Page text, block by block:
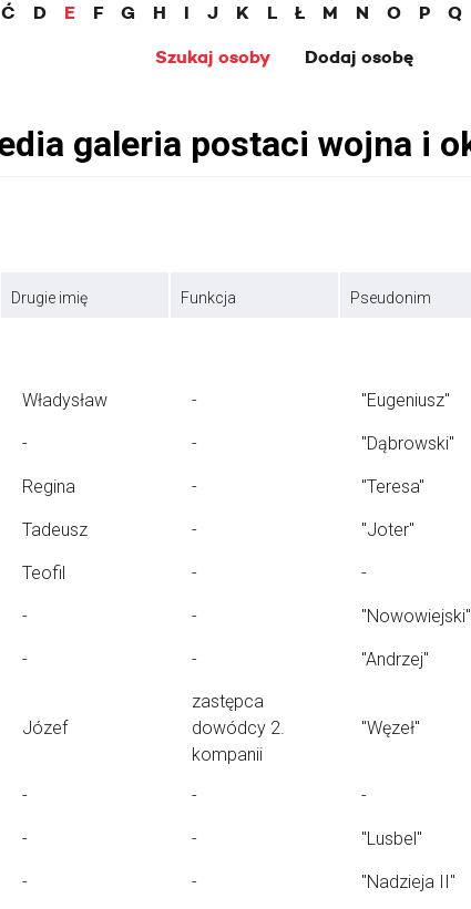
Ć D E F G H I J K L Ł M N O P Q
Szukaj osoby
Dodaj osobę
Drugie imię Funkcja Pseudonim
Władysław - "Eugeniusz"
- - "Dąbrowski"
Regina - "Teresa"
Tadeusz - "Joter"
Teofil - -
- - "Nowowiejski"
- - "Andrzej"
Józef
zastępca
dowódcy 2.
kompanii
"Węzeł"
- - -
- - "Lusbel"
- - "Nadzieja II"